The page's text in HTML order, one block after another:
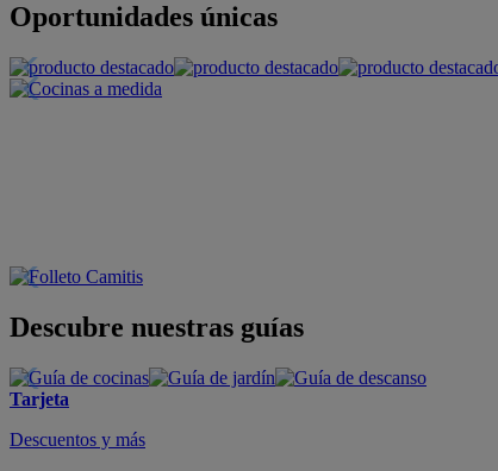
Oportunidades únicas
Descubre nuestras guías
Tarjeta
Descuentos y más